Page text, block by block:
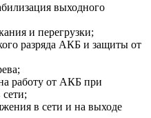
выходного
и перегрузки;
разряда АКБ и защиты от
работу от АКБ при
в сети и на выходе